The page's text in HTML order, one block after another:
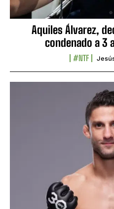
Aquiles Álvarez,
condenado a 3
#NTF